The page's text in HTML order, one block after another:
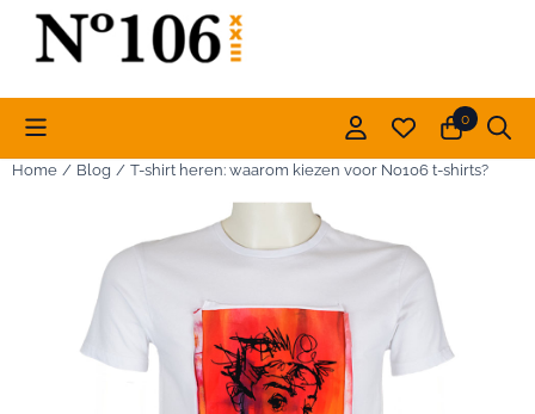
Cookievoorkeuren zijn momenteel gesloten.
0
Home / Blog / T-shirt heren: waarom kiezen voor No106 t-shirts?